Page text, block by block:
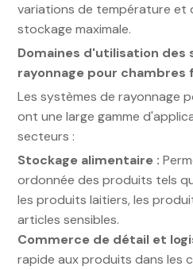
variations de température et
stockage maximale.
Domaines d'utilisation des
rayonnage pour chambres
Les systèmes de rayonnage
ont une large gamme
secteurs :
Stockage alimentaire :
ordonnée des produits tels
les produits laitiers, les
articles sensibles.
Commerce de détail et
rapide aux produits dans les